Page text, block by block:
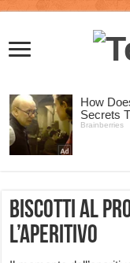
Biscotti al
l’aperitivo